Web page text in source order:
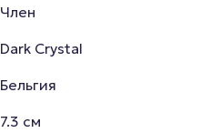
Член
Dark Crystal
Бельгия
7.3 см